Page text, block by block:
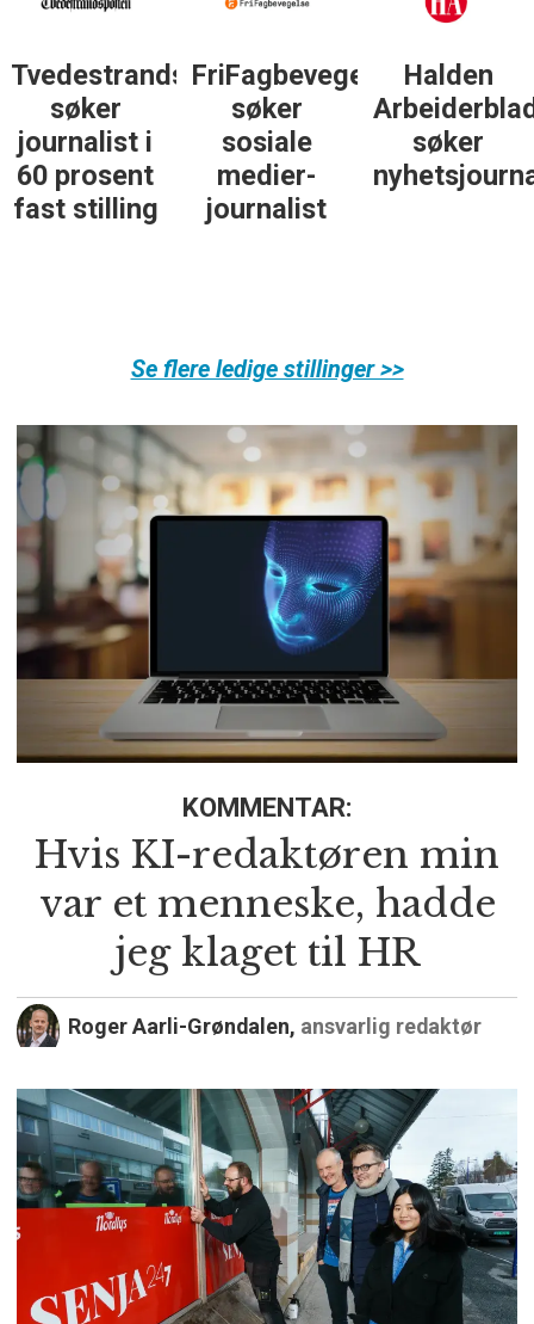
Tvedestrandsposten
søker
journalist i
60 prosent
fast stilling
FriFagbevegelse
søker
sosiale
medier-
journalist
Halden
søker
Se flere ledige stillinger >>
KOMMENTAR:
Hvis KI-redaktøren min
var et menneske, hadde
jeg klaget til HR
Roger Aarli-Grøndalen, ansvarlig redaktør